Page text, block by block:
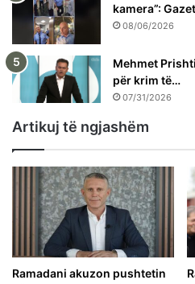
kamera”:
08/06/2026
Mehmet
për krim të…
07/31/2026
Artikuj të ngjashëm
Ramadani akuzon pushtetin